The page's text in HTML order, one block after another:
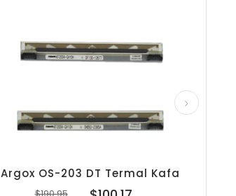
Argox OS-203 DT Termal Kafa
$190.95